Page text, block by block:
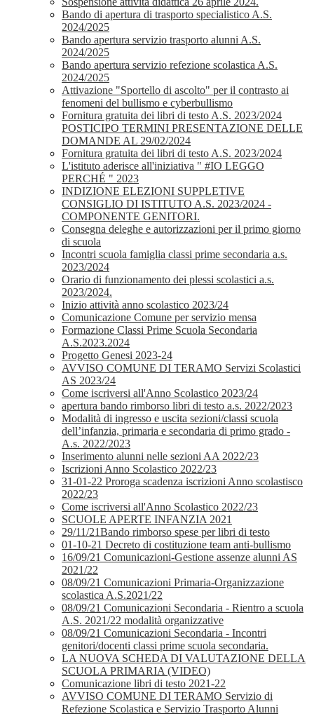
Bando di apertura di trasporto specialistico A.S.
2024/2025
Bando apertura servizio trasporto alunni A.S.
2024/2025
Bando apertura servizio refezione scolastica A.S.
2024/2025
Attivazione "Sportello di ascolto" per il contrasto ai
fenomeni del bullismo e cyberbullismo
Fornitura gratuita dei libri di testo A.S. 2023/2024
POSTICIPO TERMINI PRESENTAZIONE DELLE
DOMANDE AL 29/02/2024
Fornitura gratuita dei libri di testo A.S. 2023/2024
L'istituto aderisce all'iniziativa " #IO LEGGO
PERCHÉ " 2023
INDIZIONE ELEZIONI SUPPLETIVE
CONSIGLIO DI ISTITUTO A.S. 2023/2024 -
COMPONENTE GENITORI.
Consegna deleghe e autorizzazioni per il primo giorno
di scuola
Incontri scuola famiglia classi prime secondaria a.s.
2023/2024
Orario di funzionamento dei plessi scolastici a.s.
2023/2024.
Inizio attività anno scolastico 2023/24
Comunicazione Comune per servizio mensa
Formazione Classi Prime Scuola Secondaria
A.S.2023.2024
Progetto Genesi 2023-24
AVVISO COMUNE DI TERAMO Servizi Scolastici
AS 2023/24
Come iscriversi all'Anno Scolastico 2023/24
apertura bando rimborso libri di testo a.s. 2022/2023
Modalità di ingresso e uscita sezioni/classi scuola
dell’infanzia, primaria e secondaria di primo grado -
A.s. 2022/2023
Inserimento alunni nelle sezioni AA 2022/23
Iscrizioni Anno Scolastico 2022/23
31-01-22 Proroga scadenza iscrizioni Anno scolastisco
2022/23
Come iscriversi all'Anno Scolastico 2022/23
SCUOLE APERTE INFANZIA 2021
29/11/21Bando rimborso spese per libri di testo
01-10-21 Decreto di costituzione team anti-bullismo
16/09/21 Comunicazioni-Gestione assenze alunni AS
2021/22
08/09/21 Comunicazioni Primaria-Organizzazione
scolastica A.S.2021/22
08/09/21 Comunicazioni Secondaria - Rientro a scuola
A.S. 2021/22 modalità organizzative
08/09/21 Comunicazioni Secondaria - Incontri
genitori/docenti classi prime scuola secondaria.
LA NUOVA SCHEDA DI VALUTAZIONE DELLA
SCUOLA PRIMARIA (VIDEO)
Comunicazione libri di testo 2021-22
AVVISO COMUNE DI TERAMO Servizio di
Refezione Scolastica e Servizio Trasporto Alunni